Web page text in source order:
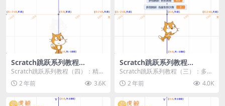
Scratch跳跃系列教程
（四）：精准着陆
Scratch跳跃系列教程（四）：精准
着陆 作者：小虎鲸Scratch资源站
... 2 年前 3.6K
Scratch跳跃系列教程
（三）：多段跳跃
Scratch跳跃系列教程（三）：多段
跳跃 作者：小虎鲸Scratch资源站
连...2 年前 4.0K